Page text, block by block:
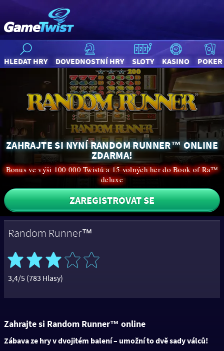
HLEDAT HRY DOVEDNOSTNÍ HRY SLOTY KASINO POKER
ZAHRAJTE SI NYNÍ RANDOM RUNNER™ ONLINE
ZDARMA!
Bonus ve výši 100 000 Twistů a 15 volných her do Book of Ra™
deluxe
ZAREGISTROVAT SE
Random Runner™
3,4/5 (783 Hlasy)
Zahrajte si Random Runner™ online
Zábava ze hry v dvojitém balení – umožní to dvě sady válců!